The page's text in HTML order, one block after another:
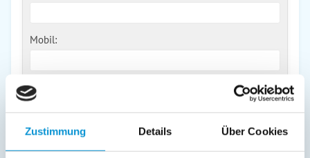
Zustimmung Details Über Cookies
Mobil:
E-Mail:
Freier Kommentar an Vermieter